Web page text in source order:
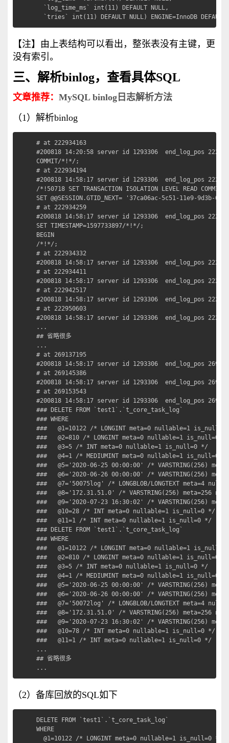
`log_time_ms` int(11) DEFAULT NULL,
`tries` int(11) DEFAULT NULL) ENGINE=InnoDB
【注】由上表结构可以看出，整张表没有主键，更
没有索引。
三、解析binlog，查看具体SQL
文章推荐： MySQL binlog日志解析方法
（1）解析binlog
# at 222934163
#200818 14:20:58 server id 1293306  end_log_pos
COMMIT/*!*/;
# at 222934194
#200818 14:58:17 server id 1293306  end_log_pos
/*!50718 SET TRANSACTION ISOLATION LEVEL READ
SET @@SESSION.GTID_NEXT= '37ca06ac-5c51-11e9-
# at 222934259
#200818 14:58:17 server id 1293306  end_log_pos
SET TIMESTAMP=1597733897/*!*/;
BEGIN
/*!*/;
# at 222934332
#200818 14:58:17 server id 1293306  end_log_pos
# at 222934411
#200818 14:58:17 server id 1293306  end_log_pos
# at 222942517
#200818 14:58:17 server id 1293306  end_log_pos
# at 222950603
#200818 14:58:17 server id 1293306  end_log_pos
...
## 省略很多
...
# at 269137195
#200818 14:58:17 server id 1293306  end_log_pos
# at 269145386
#200818 14:58:17 server id 1293306  end_log_pos
# at 269153543
#200818 14:58:17 server id 1293306  end_log_pos
### DELETE FROM `test1`.`t_core_task_log`
### WHERE
###   @1=10122 /* LONGINT meta=0 nullable=1
###   @2=810 /* LONGINT meta=0 nullable=1 is_null=0 */
###   @3=5 /* INT meta=0 nullable=1 is_null=0 */
###   @4=1 /* MEDIUMINT meta=0 nullable=1 is_null=0 */
###   @5='2020-06-25 00:00:00' /* VARSTRING(256)
###   @6='2020-06-26 00:00:00' /* VARSTRING(256)
###   @7='50075log' /* LONGBLOB/LONGTEXT meta=4
###   @8='172.31.51.0' /* VARSTRING(256) meta=256
###   @9='2020-07-23 16:30:02' /* VARSTRING(256)
###   @10=28 /* INT meta=0 nullable=1 is_null=0 */
###   @11=1 /* INT meta=0 nullable=1 is_null=0 */
### DELETE FROM `test1`.`t_core_task_log`
### WHERE
###   @1=10122 /* LONGINT meta=0 nullable=1
###   @2=810 /* LONGINT meta=0 nullable=1 is_null=0 */
###   @3=5 /* INT meta=0 nullable=1 is_null=0 */
###   @4=1 /* MEDIUMINT meta=0 nullable=1 is_null=0 */
###   @5='2020-06-25 00:00:00' /* VARSTRING(256)
###   @6='2020-06-26 00:00:00' /* VARSTRING(256)
###   @7='50072log' /* LONGBLOB/LONGTEXT meta=4
###   @8='172.31.51.0' /* VARSTRING(256) meta=256
###   @9='2020-07-23 16:30:02' /* VARSTRING(256)
###   @10=78 /* INT meta=0 nullable=1 is_null=0 */
###   @11=1 /* INT meta=0 nullable=1 is_null=0 */
...
## 省略很多
...
（2）备库回放的SQL如下
DELETE FROM `test1`.`t_core_task_log`
WHERE
@1=10122 /* LONGINT meta=0 nullable=1 is_null=0 */